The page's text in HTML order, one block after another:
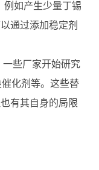
例如产生少量丁锡
通过添加稳定剂
一些厂家开始研究
化剂等。这些替
有其自身的局限